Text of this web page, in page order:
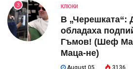
3 КЛЮКИ
В „Черешката“:
обладаха
Гъмов! (Шеф
Маца-не)
August 05 3136